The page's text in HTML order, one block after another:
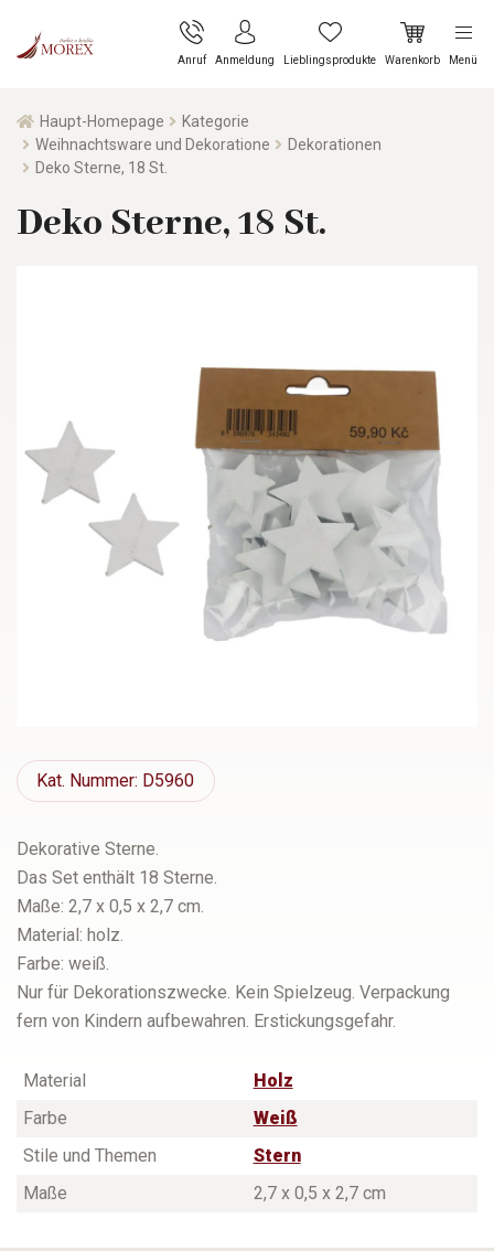
Anruf Anmeldung Lieblingsprodukte Warenkorb Menü
Haupt-Homepage
Kategorie
Weihnachtsware und Dekoratione
Dekorationen
Deko Sterne, 18 St.
Deko Sterne, 18 St.
Kat. Nummer: D5960
Dekorative Sterne.
Das Set enthält 18 Sterne.
Maße: 2,7 x 0,5 x 2,7 cm.
Material: holz.
Farbe: weiß.
Nur für Dekorationszwecke. Kein Spielzeug. Verpackung
fern von Kindern aufbewahren. Erstickungsgefahr.
Material
Holz
Farbe
Weiß
Stile und Themen
Stern
Maße
2,7 x 0,5 x 2,7 cm